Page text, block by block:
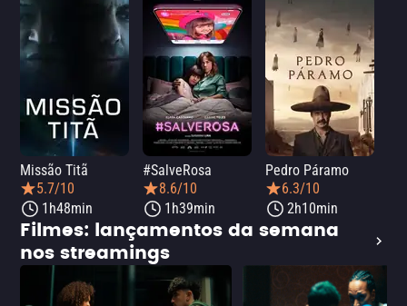
Missão Titã
5.7/10
1h48min
#SalveRosa
8.6/10
1h39min
Pedro Páramo
6.3/10
2h10min
Filmes: lançamentos da semana
nos streamings